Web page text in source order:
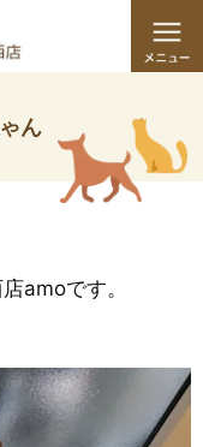
ん
amoです。